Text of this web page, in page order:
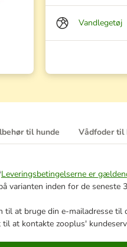
Vandlegetøj
til hunde Vådfoder til
Leveringsbetingelserne er
varianten inden for de seneste
at bruge din e-mailadresse til
at kontakte zooplus'